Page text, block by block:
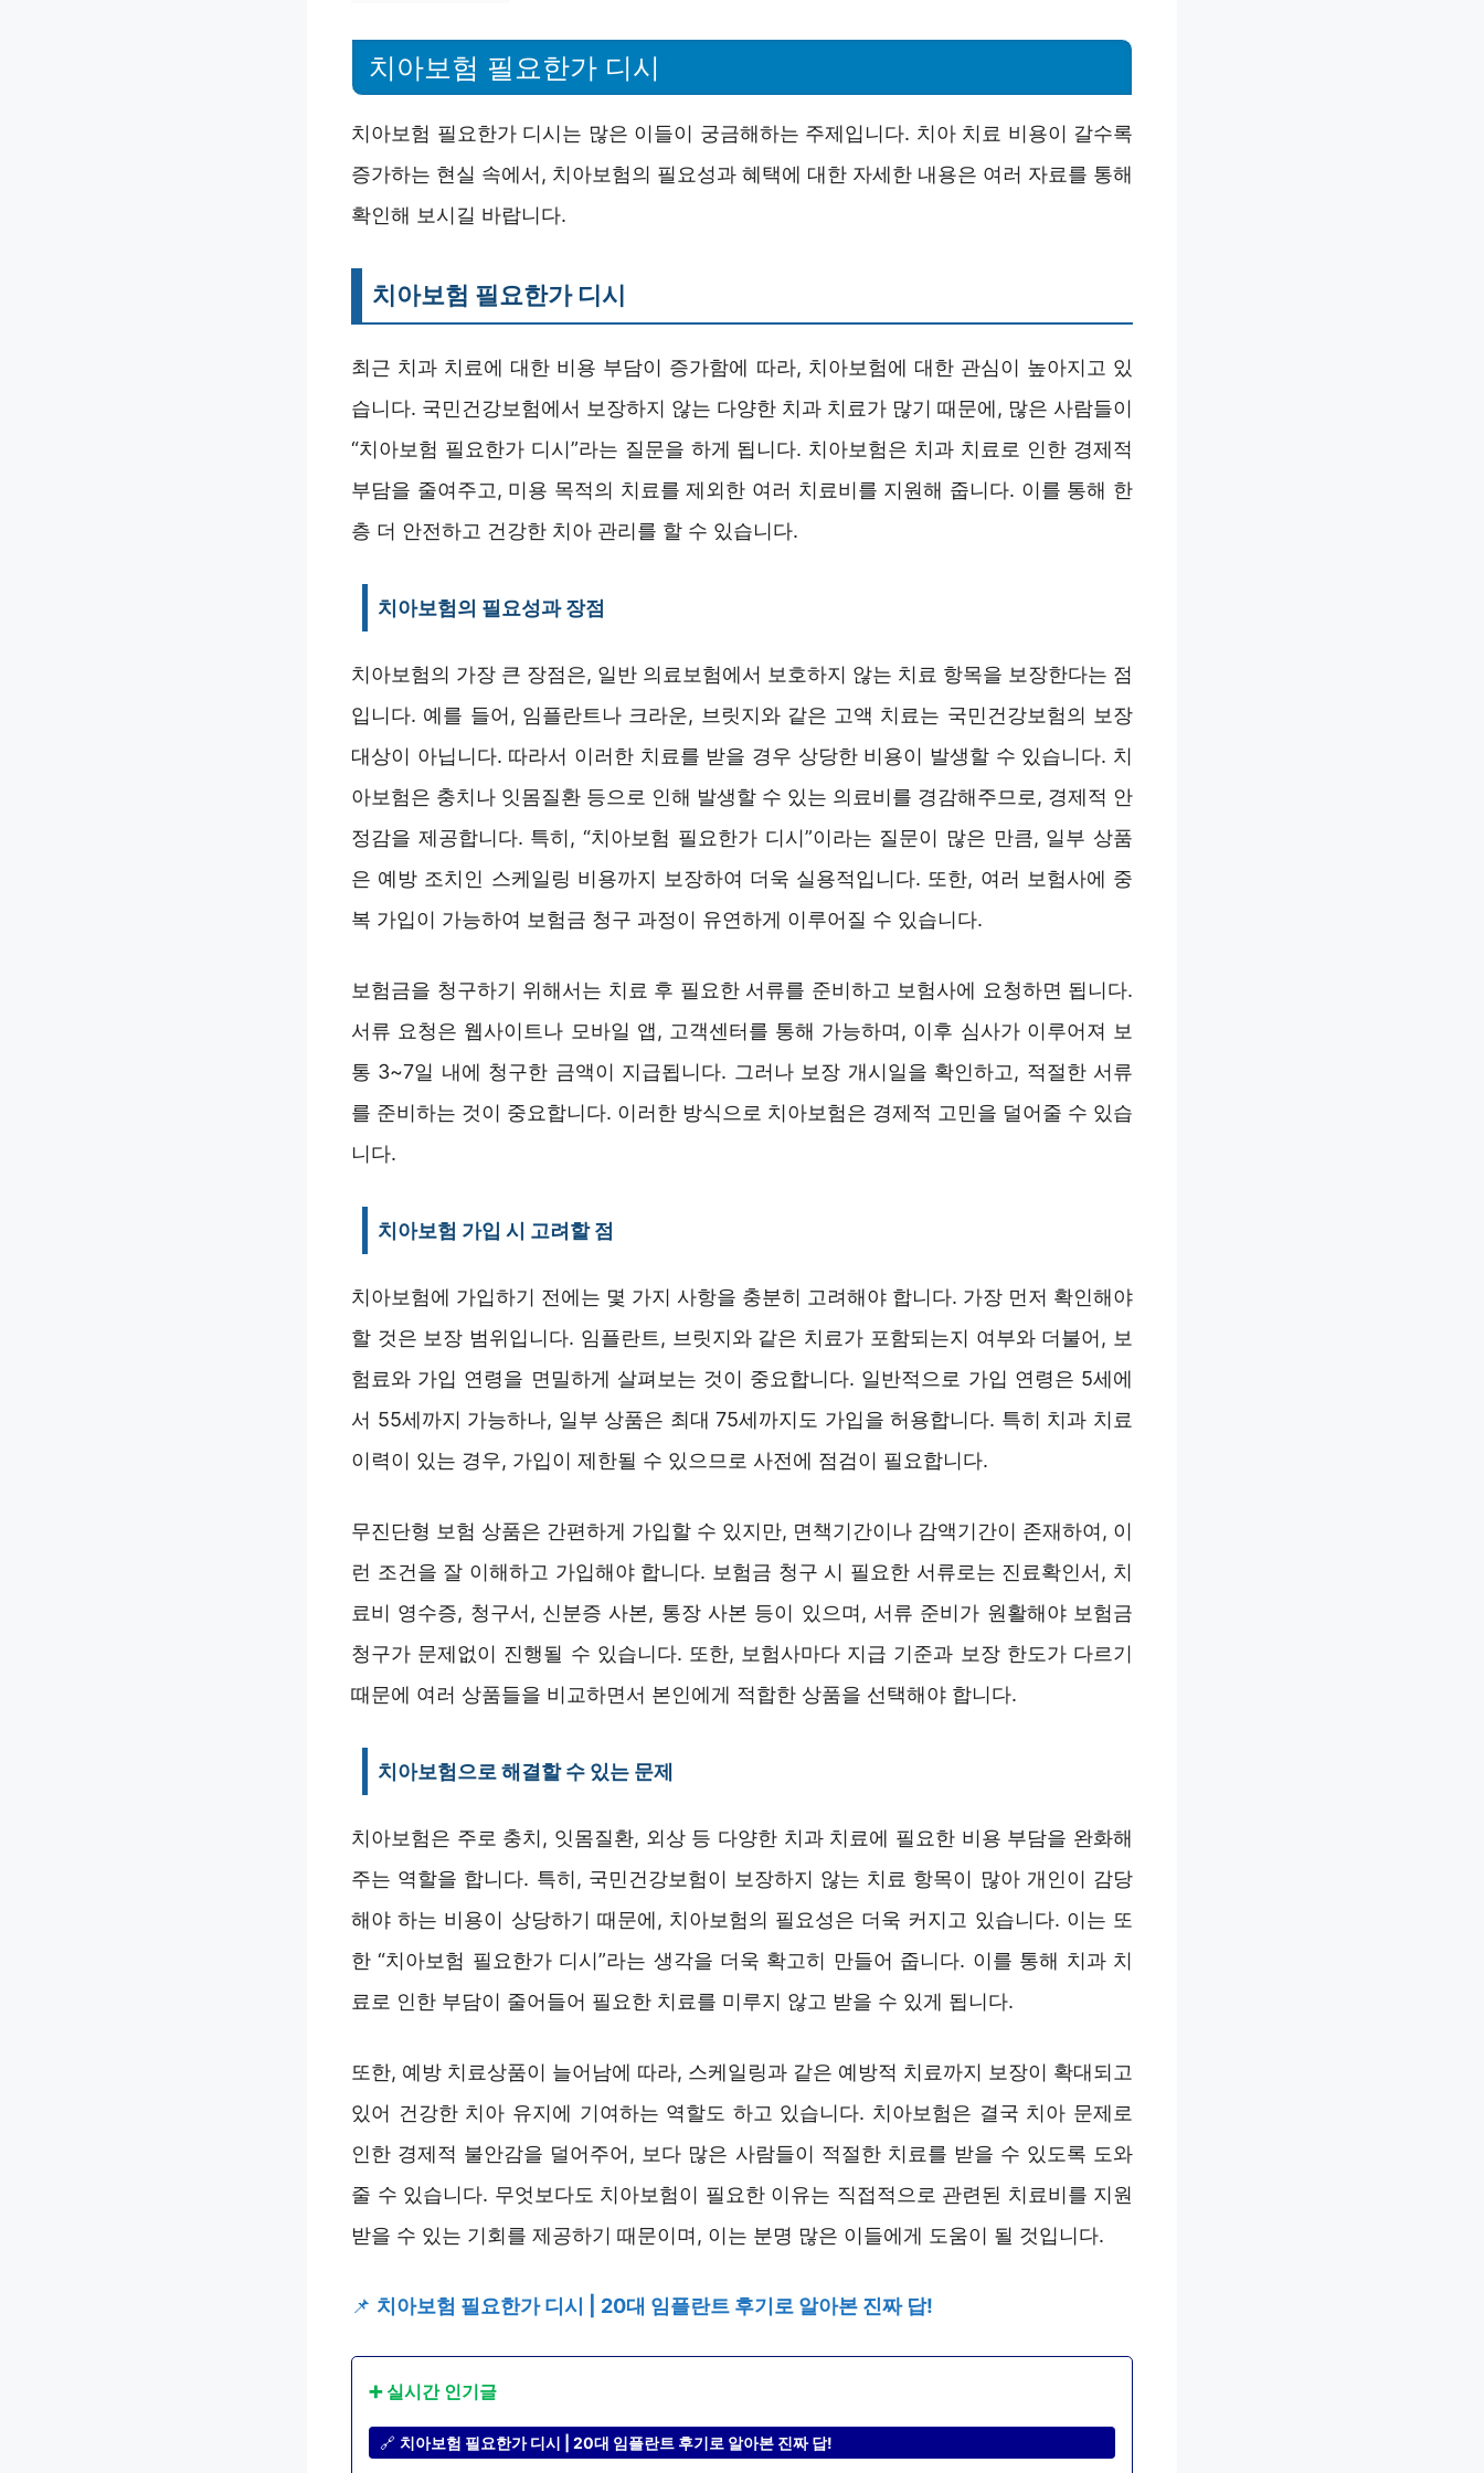
치아보험 필요한가 디시
치아보험 필요한가 디시는 많은 이들이 궁금해하는 주제입니다. 치아 치료 비용이 갈수록
증가하는 현실 속에서, 치아보험의 필요성과 혜택에 대한 자세한 내용은 여러 자료를 통해
확인해 보시길 바랍니다.
치아보험 필요한가 디시
최근 치과 치료에 대한 비용 부담이 증가함에 따라, 치아보험에 대한 관심이 높아지고 있
습니다. 국민건강보험에서 보장하지 않는 다양한 치과 치료가 많기 때문에, 많은 사람들이
“치아보험 필요한가 디시”라는 질문을 하게 됩니다. 치아보험은 치과 치료로 인한 경제적
부담을 줄여주고, 미용 목적의 치료를 제외한 여러 치료비를 지원해 줍니다. 이를 통해 한
층 더 안전하고 건강한 치아 관리를 할 수 있습니다.
치아보험의 필요성과 장점
치아보험의 가장 큰 장점은, 일반 의료보험에서 보호하지 않는 치료 항목을 보장한다는 점
입니다. 예를 들어, 임플란트나 크라운, 브릿지와 같은 고액 치료는 국민건강보험의 보장
대상이 아닙니다. 따라서 이러한 치료를 받을 경우 상당한 비용이 발생할 수 있습니다. 치
아보험은 충치나 잇몸질환 등으로 인해 발생할 수 있는 의료비를 경감해주므로, 경제적 안
정감을 제공합니다. 특히, “치아보험 필요한가 디시”이라는 질문이 많은 만큼, 일부 상품
은 예방 조치인 스케일링 비용까지 보장하여 더욱 실용적입니다. 또한, 여러 보험사에 중
복 가입이 가능하여 보험금 청구 과정이 유연하게 이루어질 수 있습니다.
보험금을 청구하기 위해서는 치료 후 필요한 서류를 준비하고 보험사에 요청하면 됩니다.
서류 요청은 웹사이트나 모바일 앱, 고객센터를 통해 가능하며, 이후 심사가 이루어져 보
통 3~7일 내에 청구한 금액이 지급됩니다. 그러나 보장 개시일을 확인하고, 적절한 서류
를 준비하는 것이 중요합니다. 이러한 방식으로 치아보험은 경제적 고민을 덜어줄 수 있습
니다.
치아보험 가입 시 고려할 점
치아보험에 가입하기 전에는 몇 가지 사항을 충분히 고려해야 합니다. 가장 먼저 확인해야
할 것은 보장 범위입니다. 임플란트, 브릿지와 같은 치료가 포함되는지 여부와 더불어, 보
험료와 가입 연령을 면밀하게 살펴보는 것이 중요합니다. 일반적으로 가입 연령은 5세에
서 55세까지 가능하나, 일부 상품은 최대 75세까지도 가입을 허용합니다. 특히 치과 치료
이력이 있는 경우, 가입이 제한될 수 있으므로 사전에 점검이 필요합니다.
무진단형 보험 상품은 간편하게 가입할 수 있지만, 면책기간이나 감액기간이 존재하여, 이
런 조건을 잘 이해하고 가입해야 합니다. 보험금 청구 시 필요한 서류로는 진료확인서, 치
료비 영수증, 청구서, 신분증 사본, 통장 사본 등이 있으며, 서류 준비가 원활해야 보험금
청구가 문제없이 진행될 수 있습니다. 또한, 보험사마다 지급 기준과 보장 한도가 다르기
때문에 여러 상품들을 비교하면서 본인에게 적합한 상품을 선택해야 합니다.
치아보험으로 해결할 수 있는 문제
치아보험은 주로 충치, 잇몸질환, 외상 등 다양한 치과 치료에 필요한 비용 부담을 완화해
주는 역할을 합니다. 특히, 국민건강보험이 보장하지 않는 치료 항목이 많아 개인이 감당
해야 하는 비용이 상당하기 때문에, 치아보험의 필요성은 더욱 커지고 있습니다. 이는 또
한 “치아보험 필요한가 디시”라는 생각을 더욱 확고히 만들어 줍니다. 이를 통해 치과 치
료로 인한 부담이 줄어들어 필요한 치료를 미루지 않고 받을 수 있게 됩니다.
또한, 예방 치료상품이 늘어남에 따라, 스케일링과 같은 예방적 치료까지 보장이 확대되고
있어 건강한 치아 유지에 기여하는 역할도 하고 있습니다. 치아보험은 결국 치아 문제로
인한 경제적 불안감을 덜어주어, 보다 많은 사람들이 적절한 치료를 받을 수 있도록 도와
줄 수 있습니다. 무엇보다도 치아보험이 필요한 이유는 직접적으로 관련된 치료비를 지원
받을 수 있는 기회를 제공하기 때문이며, 이는 분명 많은 이들에게 도움이 될 것입니다.
📌 치아보험 필요한가 디시 | 20대 임플란트 후기로 알아본 진짜 답!
➕ 실시간 인기글
🔗 치아보험 필요한가 디시 | 20대 임플란트 후기로 알아본 진짜 답!